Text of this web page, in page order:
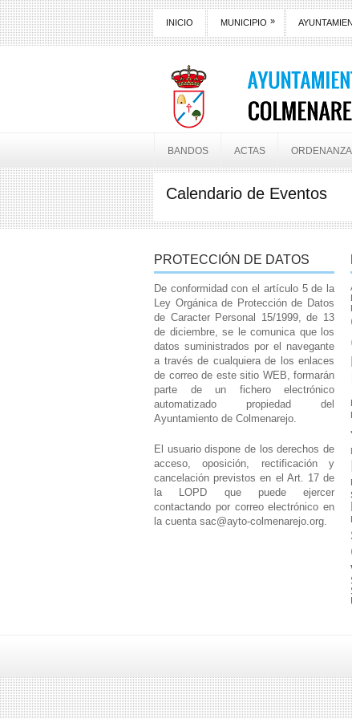
INICIO MUNICIPIO »
BANDOS ACTAS
Calendario de Eventos
PROTECCIÓN DE DATOS
De conformidad con el artículo 5 de la
Ley Orgánica de Protección de Datos
de Caracter Personal 15/1999, de 13
de diciembre, se le comunica que los
datos suministrados por el navegante
a través de cualquiera de los enlaces
de correo de este sitio WEB, formarán
parte de un fichero electrónico
automatizado propiedad del
Ayuntamiento de Colmenarejo.
El usuario dispone de los derechos de
acceso, oposición, rectificación y
cancelación previstos en el Art. 17 de
la LOPD que puede ejercer
contactando por correo electrónico en
la cuenta sac@ayto-colmenarejo.org.